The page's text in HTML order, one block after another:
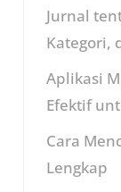
Jurnal
Kategori,
Aplikasi
Efektif
Cara
Lengkap